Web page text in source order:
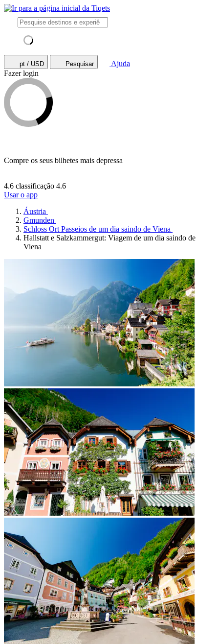
pt / USD Pesquisar
Ajuda
Fazer login
Compre os seus bilhetes mais depressa
4.6 classificação 4.6
Usar o app
Áustria
Gmunden
Schloss Ort Passeios de um dia saindo de Viena
Hallstatt e Salzkammergut: Viagem de um dia saindo de
Viena